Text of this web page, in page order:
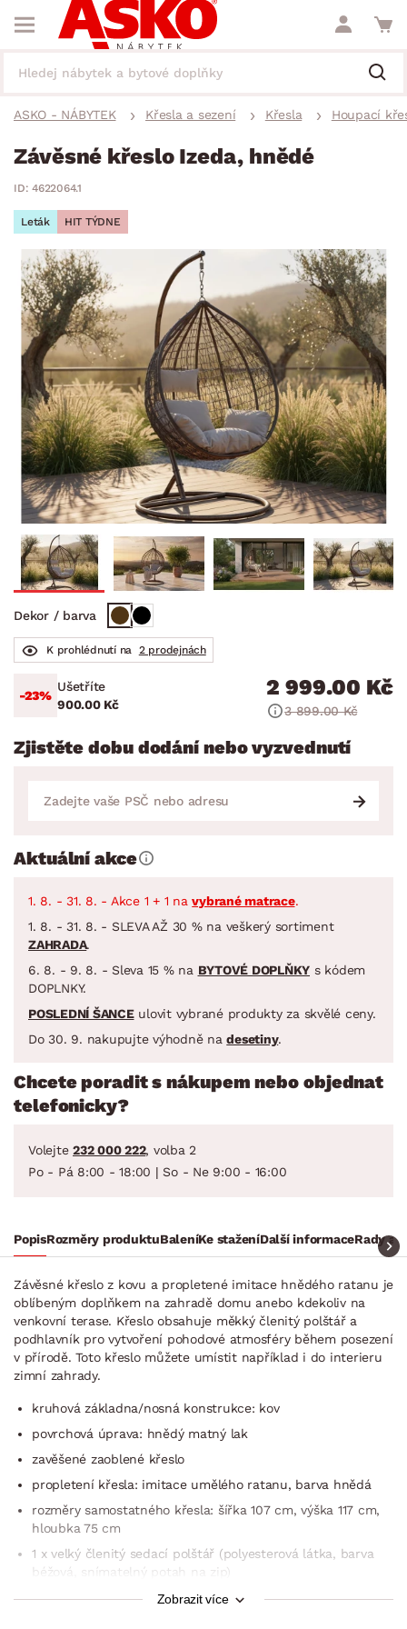
ASKO - NÁBYTEK Křesla a sezení Křesla Houpací
Závěsné křeslo Izeda, hnědé
ID: 4622064.1
Leták HIT TÝDNE
Dekor / barva
K prohlédnutí na 2 prodejnách
-23%
Ušetříte
900.00 Kč
2 999.00 Kč
3 899.00 Kč
Zjistěte dobu dodání nebo vyzvednutí
Aktuální akce
1. 8. - 31. 8. - Akce 1 + 1 navybrané matrace.
1. 8. - 31. 8. - SLEVA AŽ 30 % na veškerý sortiment
ZAHRADA.
6. 8. - 9. 8. - Sleva 15 % na BYTOVÉ DOPLŇKY s kódem
DOPLNKY.
POSLEDNÍ ŠANCEulovit vybrané produkty za skvělé ceny.
Do 30. 9. nakupujte výhodně nadesetiny.
Chcete poradit s nákupem nebo objednat
telefonicky?
Volejte 232 000 222, volba 2
Po - Pá 8:00 - 18:00 | So - Ne 9:00 - 16:00
PopisRozměry produktuBaleníKe staženíDalší informaceRady a
Závěsné křeslo z kovu a propletené imitace hnědého ratanu je
oblíbeným doplňkem na zahradě domu anebo kdekoliv na
venkovní terase. Křeslo obsahuje měkký členitý polštář a
podhlavník pro vytvoření pohodové atmosféry během posezení
v přírodě. Toto křeslo můžete umístit například i do interieru
zimní zahrady.
kruhová základna/nosná konstrukce: kov
povrchová úprava: hnědý matný lak
zavěšené zaoblené křeslo
propletení křesla: imitace umělého ratanu, barva hnědá
rozměry samostatného křesla: šířka 107 cm, výška 117 cm,
hloubka 75 cm
1 x velký členitý sedací polštář (polyesterová látka, barva
béžová, snímatelný potah na zip)
1 x podhlavník (polštářek pod hlavu, polyesterová látka,
Zobrazit více